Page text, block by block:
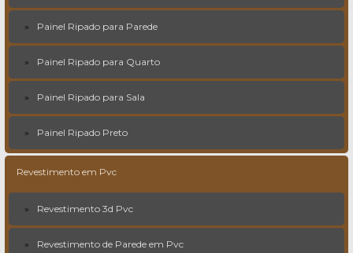
Painel Ripado para Parede
Painel Ripado para Quarto
Painel Ripado para Sala
Painel Ripado Preto
Revestimento em Pvc
Revestimento 3d Pvc
Revestimento de Parede em Pvc